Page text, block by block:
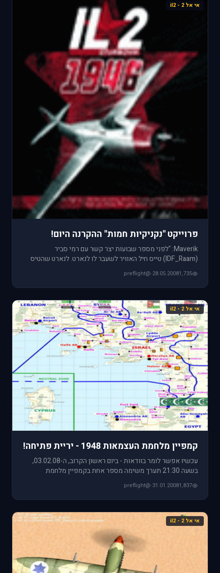
אי אל 2 - il2
פרוייקט ''נקניקיות חמות'' ההקרנה היום!
Maverik: "לפני מספר שבועות יצר קשר עם רמי סביר
(IDF_Raam) טייס חיל האוויר לשעבר לו לנארט. לנארט שהטיס
SBD ו-F4U-D עבור
1,735
28.05.2008
·
@preflight
אי אל 2 - il2
קמפיין מלחמת העצמאות 1948 - יריית פתיחה!
עכשיו אפשר לומר בוודאות - ביום ראשון הקרוב, ה-03.02.08,
בשעה 21:30 תערך משימה מספר אחת בקמפיין מלחמת
1,837
31.01.2008
·
@preflight
אי אל 2 - il2